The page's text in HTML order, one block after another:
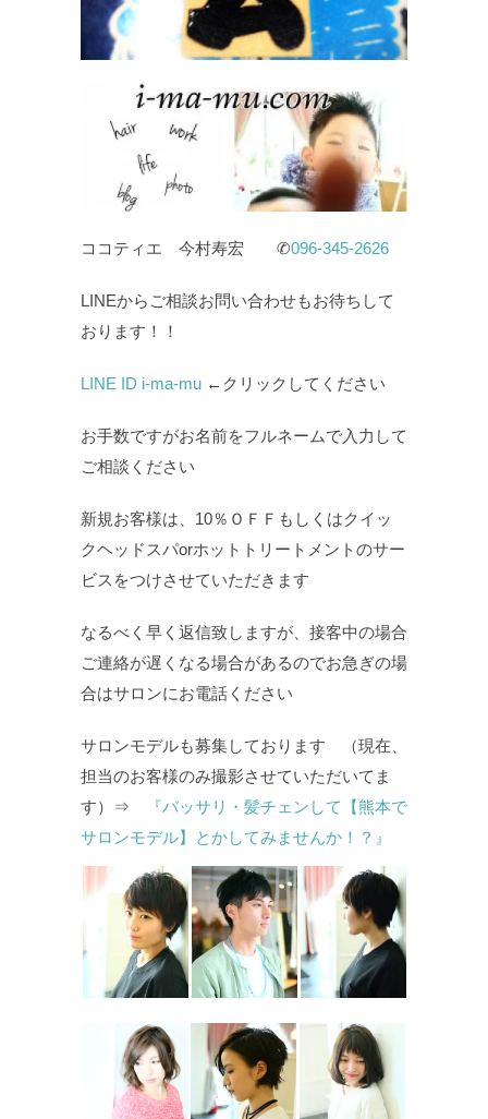
ココティエ 今村寿宏 ✆096-345-2626
LINEからご相談お問い合わせもお待ちして
おります！！
LINE ID i-ma-mu ←クリックしてください
お手数ですがお名前をフルネームで入力して
ご相談ください
新規お客様は、10％ＯＦＦもしくはクイッ
クヘッドスパorホットトリートメントのサー
ビスをつけさせていただきます
なるべく早く返信致しますが、接客中の場合
ご連絡が遅くなる場合があるのでお急ぎの場
合はサロンにお電話ください
サロンモデルも募集しております （現在、
担当のお客様のみ撮影させていただいてま
す）⇒
『バッサリ・髪チェンして【熊本で
サロンモデル】とかしてみませんか！？』